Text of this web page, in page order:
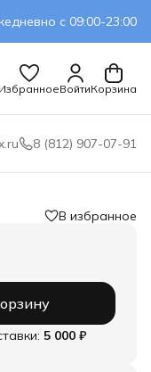
с 09:00-23:00
ИзбранноеВойтиКорзина
8 (812) 907-07-91
В избранное
5 000 ₽